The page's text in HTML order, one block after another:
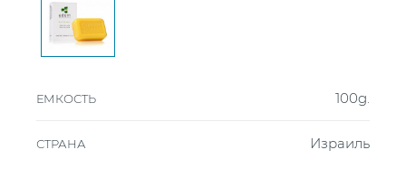
ЕМКОСТЬ 100g.
СТРАНА Израиль